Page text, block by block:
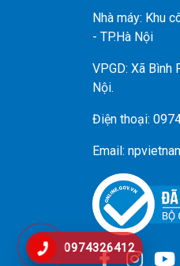
Nhà máy: Khu
- TP.Hà Nội
VPGD: Xã Bình
Nội.
Điện thoại:
Email:
0974326412